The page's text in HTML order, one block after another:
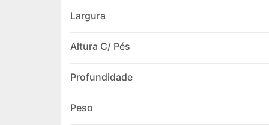
Largura
Altura C/ Pés
Profundidade
Peso